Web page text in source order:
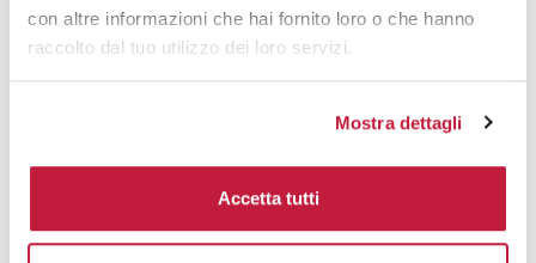
con altre informazioni che hai fornito loro o che hanno
raccolto dal tuo utilizzo dei loro servizi.
Mostra dettagli
Accetta tutti